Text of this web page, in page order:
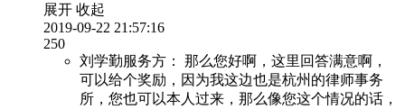
展开 收起
2019-09-22 21:57:16
250
刘学勤服务方：
那么您好啊，这里回答满意啊，
可以给个奖励，因为我这边也是杭州的律师事务
所，您也可以本人过来，那么像您这个情况的话，